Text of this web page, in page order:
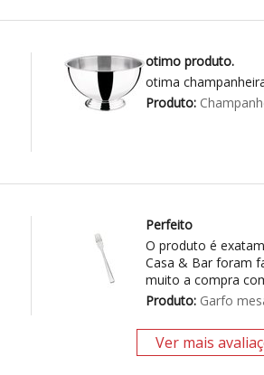
otimo produto.
otima
Produto:
Perfeito
O produto é
Casa & Bar foram
muito a compra
Produto:Garfo
Ver mais